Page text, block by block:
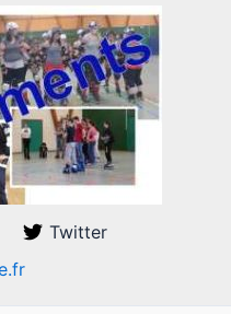
Twitter